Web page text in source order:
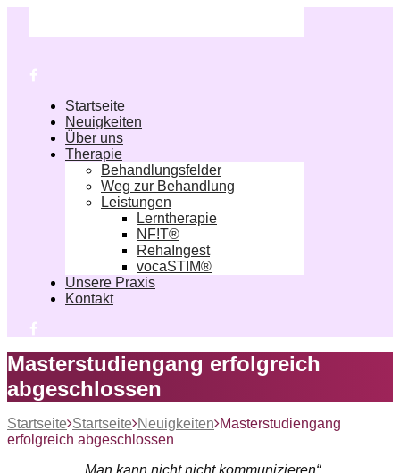
Startseite
Neuigkeiten
Über uns
Therapie
Behandlungsfelder
Weg zur Behandlung
Leistungen
Lerntherapie
NF!T®
RehaIngest
vocaSTIM®
Unsere Praxis
Kontakt
Masterstudiengang erfolgreich
abgeschlossen
Startseite Startseite Neuigkeiten Masterstudiengang
erfolgreich abgeschlossen